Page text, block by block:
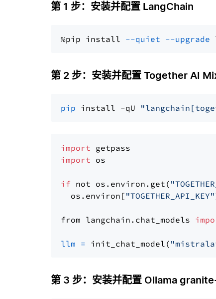
第 1 步：安装并配置 LangChain
%pip install --quiet --upgrade
第 2 步：安装并配置 Together AI
pip install -qU
import
import os
if not os.environ.get(
  os.environ[
"TOGETHER_API_KEY"
from langchain.chat_models
llm = init_chat_model(
第 3 步：安装并配置 Ollama